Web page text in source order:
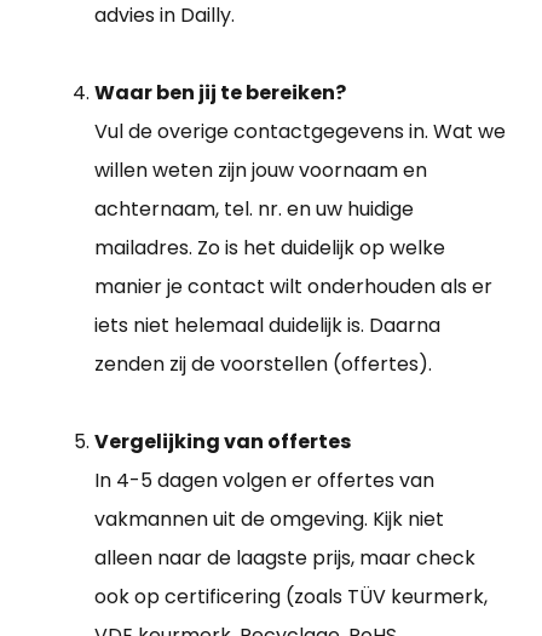
advies in Dailly.
Waar ben jij te bereiken?
Vul de overige contactgegevens in. Wat we
willen weten zijn jouw voornaam en
achternaam, tel. nr. en uw huidige
mailadres. Zo is het duidelijk op welke
manier je contact wilt onderhouden als er
iets niet helemaal duidelijk is. Daarna
zenden zij de voorstellen (offertes).
Vergelijking van offertes
In 4-5 dagen volgen er offertes van
vakmannen uit de omgeving. Kijk niet
alleen naar de laagste prijs, maar check
ook op certificering (zoals TÜV keurmerk,